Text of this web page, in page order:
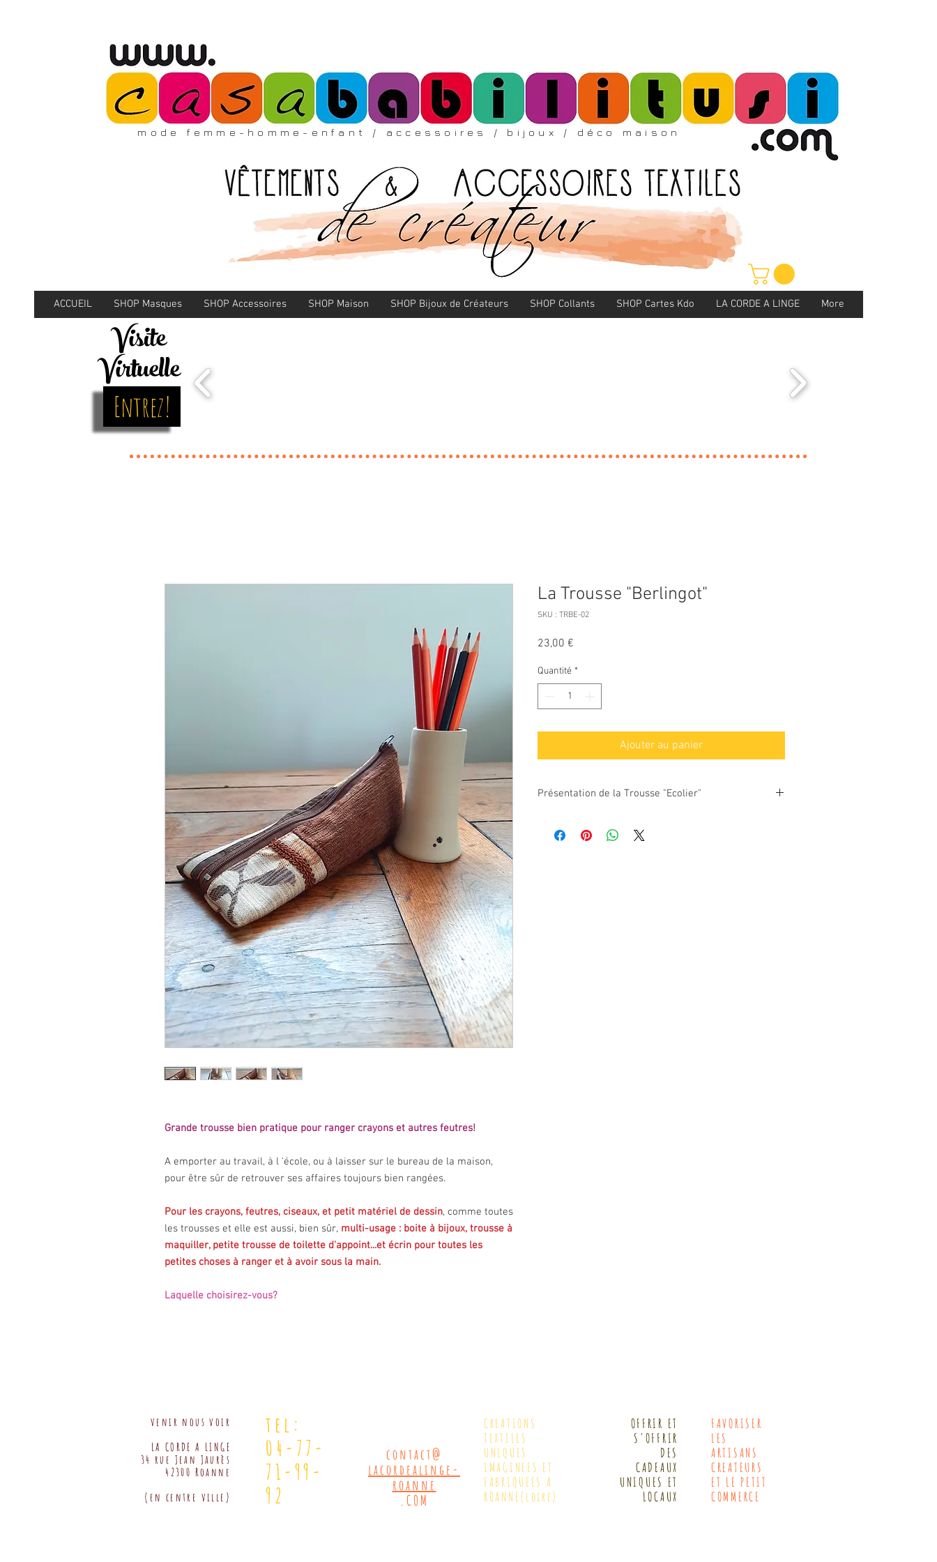
mode femme-homme-enfant / accessoires / bijoux / déco maison
ACCUEIL SHOP Masques SHOP Accessoires SHOP Maison SHOP Bijoux de Créateurs SHOP Collants SHOP Cartes Kdo LA CORDE A LINGE More
Visite
Virtuelle
Entrez!
Grande trousse bien pratique pour ranger crayons et autres feutres!
A emporter au travail, à l 'école, ou à laisser sur le bureau de la maison,
pour être sûr de retrouver ses affaires toujours bien rangées.
Pour les crayons, feutres, ciseaux, et petit matériel de dessin, comme toutes
les trousses et elle est aussi, bien sûr, multi-usage : boite à bijoux, trousse à
maquiller, petite trousse de toilette d'appoint...et écrin pour toutes les
petites choses à ranger et à avoir sous la main.
Laquelle choisirez-vous?
La Trousse "Berlingot"
SKU : TRBE-02
23,00 €
Quantité *
Ajouter au panier
Présentation de la Trousse "Ecolier"
avec appliqué de galons et rubans.
venir nous voir
LA CORDE A LINGE
34 rue Jean Jaurès
42300 Roanne
(en centre ville)
tel:
04-77-
71-99-
92
contact@
lacordealinge-
roanne
.COM
CREATIONS
TEXTILES
UNIQUES
IMAGINEES ET
FABRIQUEES A
ROANNE(loire)
OFFRIR ET
S'OFFRIR
DES
CADEAUX
UNIQUES ET
LOCAUX
FAVORISER
LES
ARTISANS
CREATEURS
ET LE PETIT
COMMERCE